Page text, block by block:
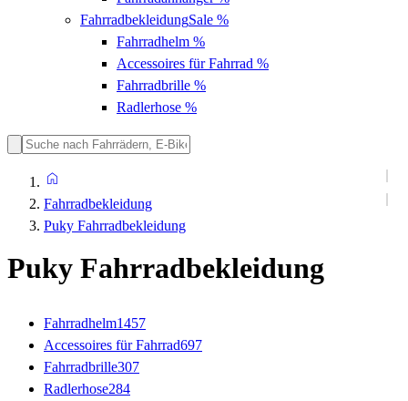
FahrradbekleidungSale %
Fahrradhelm %
Accessoires für Fahrrad %
Fahrradbrille %
Radlerhose %
Fahrradbekleidung
Puky Fahrradbekleidung
Puky Fahrradbekleidung
Fahrradhelm1457
Accessoires für Fahrrad697
Fahrradbrille307
Radlerhose284